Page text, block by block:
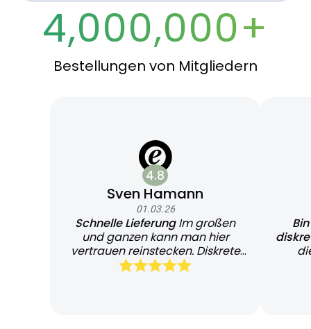
4,000,000+
Bestellungen von Mitgliedern
4.8
Sven Hamann
01.03.26
Schnelle LieferungIm großen
und ganzen kann man hier
vertrauen reinstecken. Diskrete
und schnelle Lieferung